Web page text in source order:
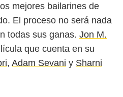
mejores bailarines de
El proceso no será nada
todas sus ganas. Jon M.
que cuenta en su
, Adam Sevani y Sharni